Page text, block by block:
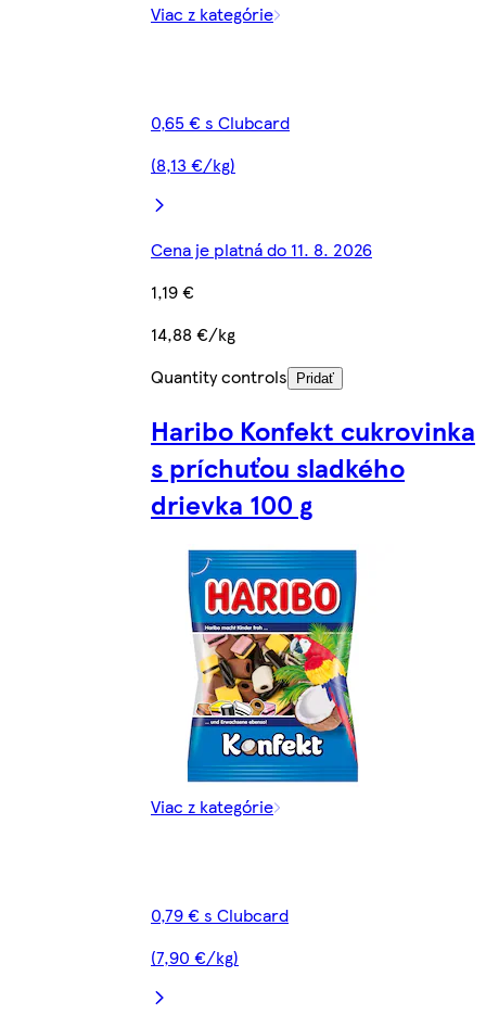
Viac z kategórie
0,65 € s Clubcard
(8,13 €/kg)
Cena je platná do 11. 8. 2026
1,19 €
14,88 €/kg
Quantity controls
Pridať
Haribo Konfekt cukrovinka
s príchuťou sladkého
drievka 100 g
Viac z kategórie
0,79 € s Clubcard
(7,90 €/kg)